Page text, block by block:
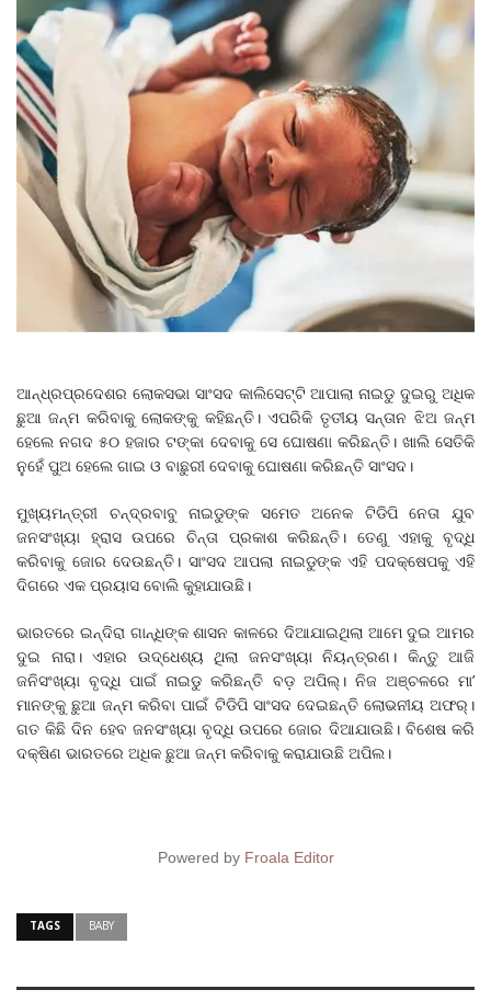
ଆନ୍ଧ୍ରପ୍ରଦେଶର ଲୋକସଭା ସାଂସଦ କାଲିସେଟ୍ଟି ଆପାଲା ନାଇଡୁ ଦୁଇରୁ ଅଧିକ
ଛୁଆ ଜନ୍ମ କରିବାକୁ ଲୋକଙ୍କୁ କହିଛନ୍ତି। ଏପରିକି ତୃତୀୟ ସନ୍ତାନ ଝିଅ ଜନ୍ମ
ହେଲେ ନଗଦ ୫୦ ହଜାର ଟଙ୍କା ଦେବାକୁ ସେ ଘୋଷଣା କରିଛନ୍ତି। ଖାଲି ସେତିକି
ନୁହେଁ ପୁଅ ହେଲେ ଗାଇ ଓ ବାଛୁରୀ ଦେବାକୁ ଘୋଷଣା କରିଛନ୍ତି ସାଂସଦ।
ମୁଖ୍ୟମନ୍ତ୍ରୀ ଚନ୍ଦ୍ରବାବୁ ନାଇଡୁଙ୍କ ସମେତ ଅନେକ ଟିଡିପି ନେତା ଯୁବ
ଜନସଂଖ୍ୟା ହ୍ରାସ ଉପରେ ଚିନ୍ତା ପ୍ରକାଶ କରିଛନ୍ତି। ତେଣୁ ଏହାକୁ ବୃଦ୍ଧି
କରିବାକୁ ଜୋର ଦେଉଛନ୍ତି। ସାଂସଦ ଆପଲା ନାଇଡୁଙ୍କ ଏହି ପଦକ୍ଷେପକୁ ଏହି
ଦିଗରେ ଏକ ପ୍ରୟାସ ବୋଲି କୁହାଯାଉଛି।
ଭାରତରେ ଇନ୍ଦିରା ଗାନ୍ଧିଙ୍କ ଶାସନ କାଳରେ ଦିଆଯାଇଥିଲା ଆମେ ଦୁଇ ଆମର
ଦୁଇ ନାରା। ଏହାର ଉଦ୍ଧେଶ୍ୟ ଥିଲା ଜନସଂଖ୍ୟା ନିୟନ୍ତ୍ରଣ। କିନ୍ତୁ ଆଜି
ଜନିସଂଖ୍ୟା ବୃଦ୍ଧି ପାଇଁ ନାଇଡୁ କରିଛନ୍ତି ବଡ଼ ଅପିଲ୍‌। ନିଜ ଅଞ୍ଚଳରେ ମା’
ମାନଙ୍କୁ ଛୁଆ ଜନ୍ମ କରିବା ପାଇଁ ଟିଡିପି ସାଂସଦ ଦେଇଛନ୍ତି ଲୋଭନୀୟ ଅଫର୍‌।
ଗତ କିଛି ଦିନ ହେବ ଜନସଂଖ୍ୟା ବୃଦ୍ଧି ଉପରେ ଜୋର ଦିଆଯାଉଛି। ବିଶେଷ କରି
ଦକ୍ଷିଣ ଭାରତରେ ଅଧିକ ଛୁଆ ଜନ୍ମ କରିବାକୁ କରାଯାଉଛି ଅପିଲ।
Powered by Froala Editor
TAGS BABY